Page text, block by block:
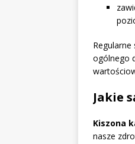
ogólnego
Jakie
Kiszona
nasze